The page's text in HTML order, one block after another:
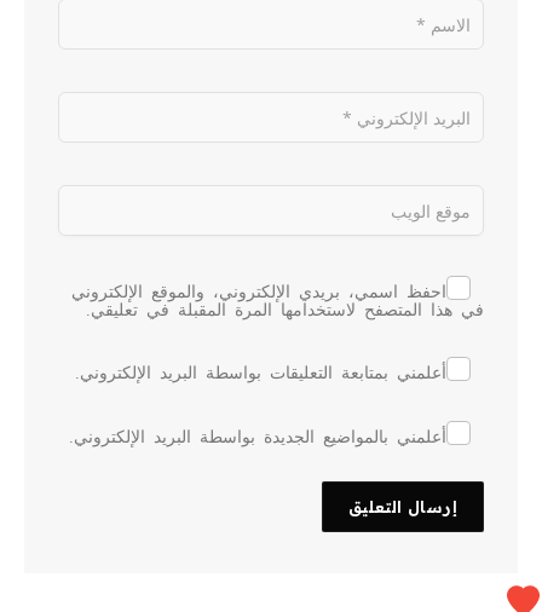
احفظ اسمي، بريدي الإلكتروني، والموقع الإلكتروني
في هذا المتصفح لاستخدامها المرة المقبلة في تعليقي.
أعلمني بمتابعة التعليقات بواسطة البريد الإلكتروني.
أعلمني بالمواضيع الجديدة بواسطة البريد الإلكتروني.